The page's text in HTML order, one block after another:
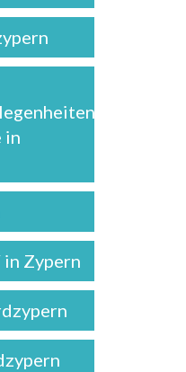
in
Zypern